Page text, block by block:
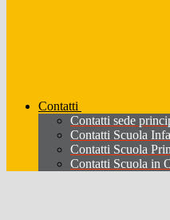
Contatti
Contatti sede
Contatti Scuola
Contatti Scuola
Contatti Scuola in